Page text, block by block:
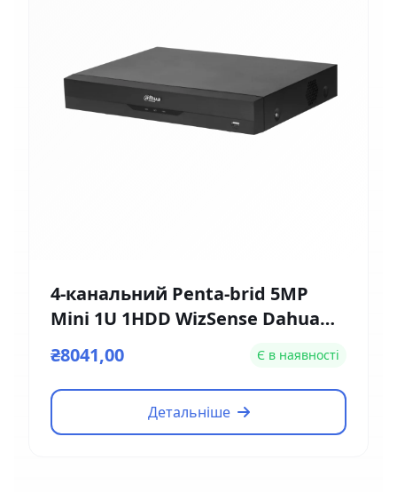
4-канальний Penta-brid 5MP
Mini 1U 1HDD WizSense Dahua
DH-XVR5104HE-4KL-I3
₴8041,00 Є в наявності
Детальніше